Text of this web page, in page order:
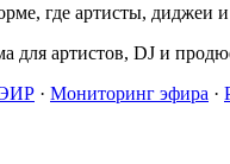
где артисты, диджеи
артистов, DJ и
· Мониторинг эфира ·